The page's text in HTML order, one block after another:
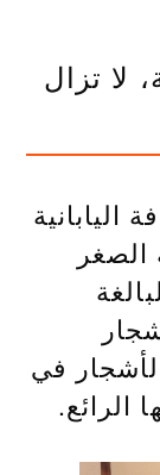
لا تزال
الصغر
في
الرائع.